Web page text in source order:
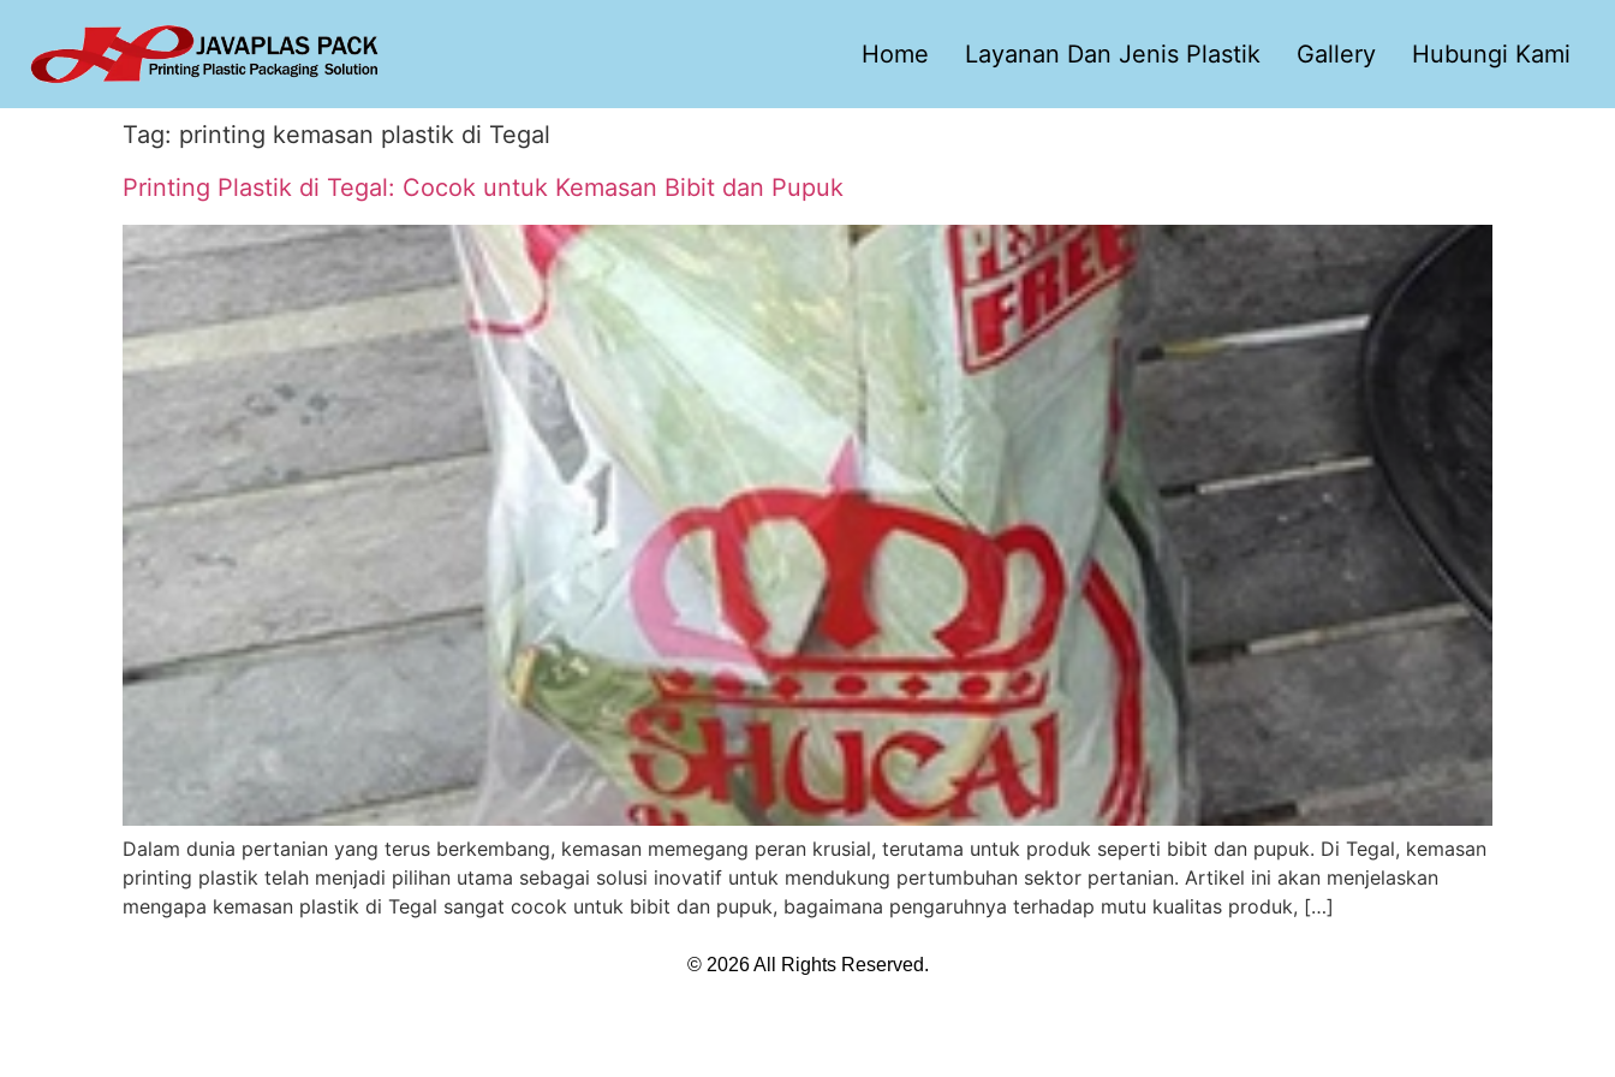
Home Layanan Dan Jenis Plastik Gallery Hubungi Kami
Tag: printing kemasan plastik di Tegal
Printing Plastik di Tegal: Cocok untuk Kemasan Bibit dan Pupuk
Dalam dunia pertanian yang terus berkembang, kemasan memegang peran krusial, terutama untuk produk seperti bibit dan pupuk. Di Tegal, kemasan
printing plastik telah menjadi pilihan utama sebagai solusi inovatif untuk mendukung pertumbuhan sektor pertanian. Artikel ini akan menjelaskan
mengapa kemasan plastik di Tegal sangat cocok untuk bibit dan pupuk, bagaimana pengaruhnya terhadap mutu kualitas produk, […]
© 2026 All Rights Reserved.